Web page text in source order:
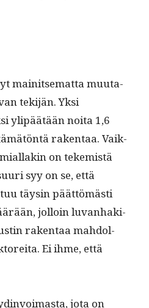
mainit­se­mat­ta muu­ta­
tek­i­jän. Yksi
ylipäätään noi­ta 1,6
rak­en­taa. Vaik­
on tekemistä
syy on se, että
täysin päät­tömästi
jol­loin luvan­hak­i­
rak­en­taa mah­dol­
Ei ihme, että
jota on